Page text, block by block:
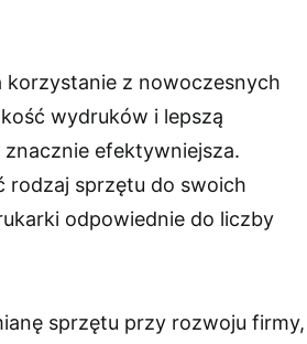
korzystanie z nowoczesnych
wydruków i lepszą
efektywniejsza.
rodzaj sprzętu do swoich
odpowiednie do liczby
sprzętu przy rozwoju firmy,